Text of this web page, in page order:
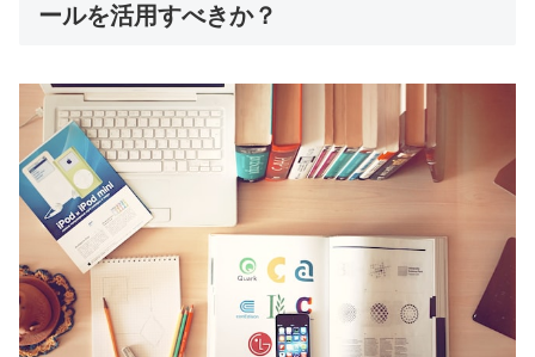
ールを活用すべきか？